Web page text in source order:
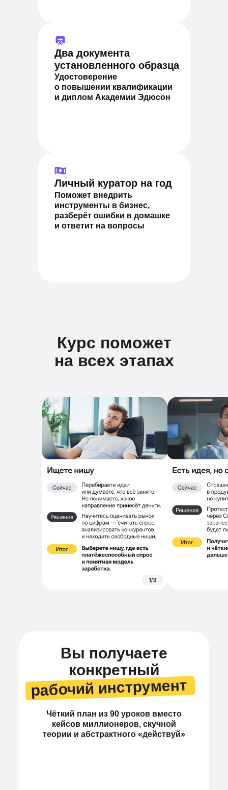
Два документа
установленного образца
Удостоверение
о повышении квалификации
и диплом Академии Эдюсон
Личный куратор на год
Поможет внедрить
инструменты в бизнес,
разберёт ошибки в домашке
и ответит на вопросы
Курс поможет
на всех этапах
Вы получаете
конкретный
Чёткий план из 90 уроков вместо
кейсов миллионеров, скучной
теории и абстрактного «действуй»
рабочий инструмент